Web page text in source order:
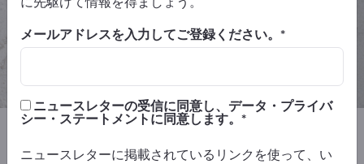
検索
Exportpages 原材料および材料 鉄 & 鋼材
メールアドレスを入力してご登録ください。
ニュースレターの受信に同意し、データ・プライバ
シー・ステートメントに同意します。
ニュースレターに掲載されているリンクを使って、い